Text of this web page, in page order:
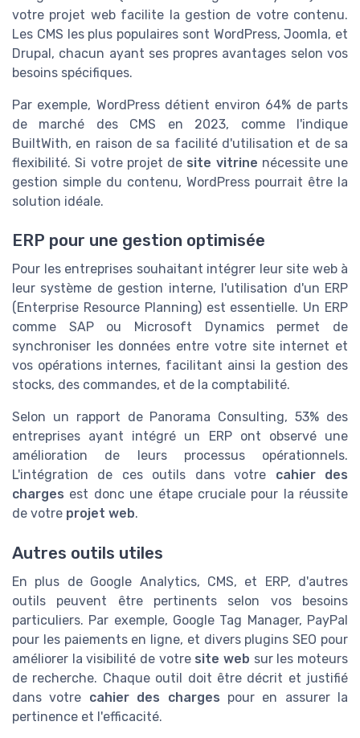
votre projet web facilite la gestion de votre contenu.
Les CMS les plus populaires sont WordPress, Joomla, et
Drupal, chacun ayant ses propres avantages selon vos
besoins spécifiques.
Par exemple, WordPress détient environ 64% de parts
de marché des CMS en 2023, comme l'indique
BuiltWith, en raison de sa facilité d'utilisation et de sa
flexibilité. Si votre projet de site vitrine nécessite une
gestion simple du contenu, WordPress pourrait être la
solution idéale.
ERP pour une gestion optimisée
Pour les entreprises souhaitant intégrer leur site web à
leur système de gestion interne, l'utilisation d'un ERP
(Enterprise Resource Planning) est essentielle. Un ERP
comme SAP ou Microsoft Dynamics permet de
synchroniser les données entre votre site internet et
vos opérations internes, facilitant ainsi la gestion des
stocks, des commandes, et de la comptabilité.
Selon un rapport de Panorama Consulting, 53% des
entreprises ayant intégré un ERP ont observé une
amélioration de leurs processus opérationnels.
L'intégration de ces outils dans votre cahier des
charges est donc une étape cruciale pour la réussite
de votre projet web.
Autres outils utiles
En plus de Google Analytics, CMS, et ERP, d'autres
outils peuvent être pertinents selon vos besoins
particuliers. Par exemple, Google Tag Manager, PayPal
pour les paiements en ligne, et divers plugins SEO pour
améliorer la visibilité de votre site web sur les moteurs
de recherche. Chaque outil doit être décrit et justifié
dans votre cahier des charges pour en assurer la
pertinence et l'efficacité.